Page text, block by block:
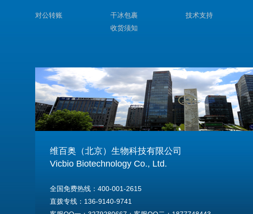
对公转账
干冰包裹
收货须知
技术支持
维百奥（北京）生物科技有限公司
Vicbio Biotechnology Co., Ltd.
全国免费热线：400-001-2615
直拨专线：136-9140-9741